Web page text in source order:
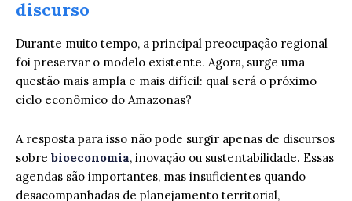
discurso
Durante muito tempo, a principal preocupação regional
foi preservar o modelo existente. Agora, surge uma
questão mais ampla e mais difícil: qual será o próximo
ciclo econômico do Amazonas?
A resposta para isso não pode surgir apenas de discursos
sobre bioeconomia, inovação ou sustentabilidade. Essas
agendas são importantes, mas insuficientes quando
desacompanhadas de planejamento territorial,